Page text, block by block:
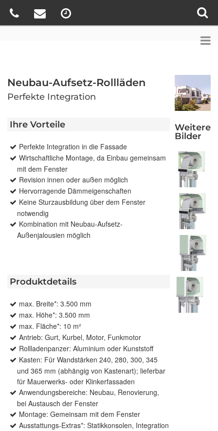
Neubau-Aufsetz-Rollläden
Perfekte Integration
Ihre Vorteile
Perfekte Integration in die Fassade
Wirtschaftliche Montage, da Einbau gemeinsam
mit dem Fenster
Revision innen oder außen möglich
Hervorragende Dämmeigenschaften
Keine Sturzausbildung über dem Fenster
notwendig
Kombination mit Neubau-Aufsetz-
Außenjalousien möglich
Produktdetails
max. Breite*: 3.500 mm
max. Höhe*: 3.500 mm
max. Fläche*: 10 m²
Antrieb: Gurt, Kurbel, Motor, Funkmotor
Rollladenpanzer: Aluminium oder Kunststoff
Kasten: Für Wandstärken 240, 280, 300, 345
und 365 mm (abhängig von Kastenart); lieferbar
für Mauerwerks- oder Klinkerfassaden
Anwendungsbereiche: Neubau, Renovierung,
bei Austausch der Fenster
Montage: Gemeinsam mit dem Fenster
Ausstattungs-Extras*: Statikkonsolen, Integration
Weitere
Bilder